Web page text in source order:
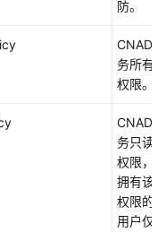
防。
CNAD服
务所有
权限。
CNAD服
务只读
权限，
拥有该
权限的
用户仅